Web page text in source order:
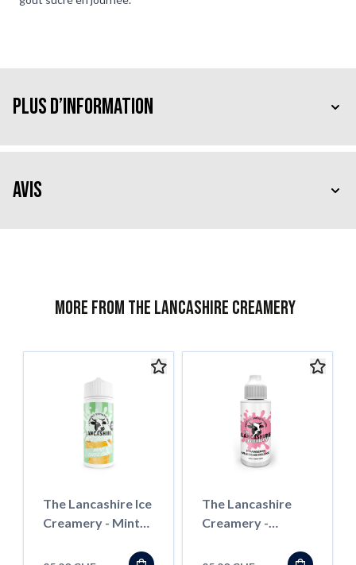
Plus d’information
Avis
More from The Lancashire Creamery
The Lancashire Ice
Creamery - Mint
- Shortfill
The Lancashire
Creamery -
Milkshake Deluxe -